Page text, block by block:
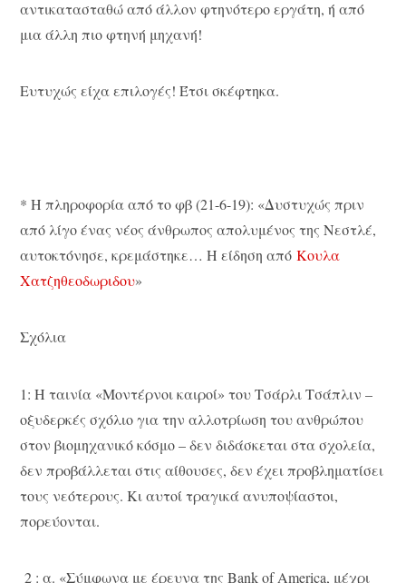
αντικατασταθώ από άλλον φτηνότερο εργάτη, ή από
μια άλλη πιο φτηνή μηχανή!
Ευτυχώς είχα επιλογές! Έτσι σκέφτηκα.
* Η πληροφορία από το φβ (21-6-19): «Δυστυχώς πριν
από λίγο ένας νέος άνθρωπος απολυμένος της Νεστλέ,
αυτοκτόνησε, κρεμάστηκε… Η είδηση απόΚουλα
Χατζηθεοδωριδου»
Σχόλια
1: Η ταινία «Μοντέρνοι καιροί» του Τσάρλι Τσάπλιν –
οξυδερκές σχόλιο για την αλλοτρίωση του ανθρώπου
στον βιομηχανικό κόσμο – δεν διδάσκεται στα σχολεία,
δεν προβάλλεται στις αίθουσες, δεν έχει προβληματίσει
τους νεότερους. Κι αυτοί τραγικά ανυποψίαστοι,
πορεύονται.
2 : α. «Σύμφωνα με έρευνα της Bank of America, μέχρι